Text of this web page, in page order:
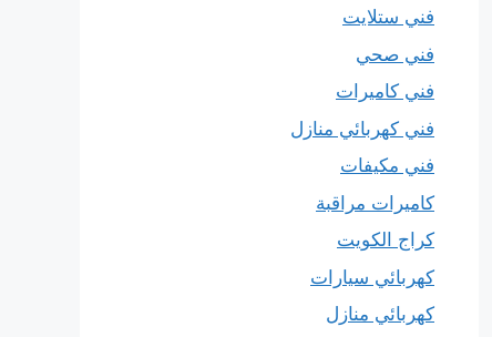
فني ستلايت
فني صحي
فني كاميرات
فني كهربائي منازل
فني مكيفات
كاميرات مراقبة
كراج الكويت
كهربائي سيارات
كهربائي منازل